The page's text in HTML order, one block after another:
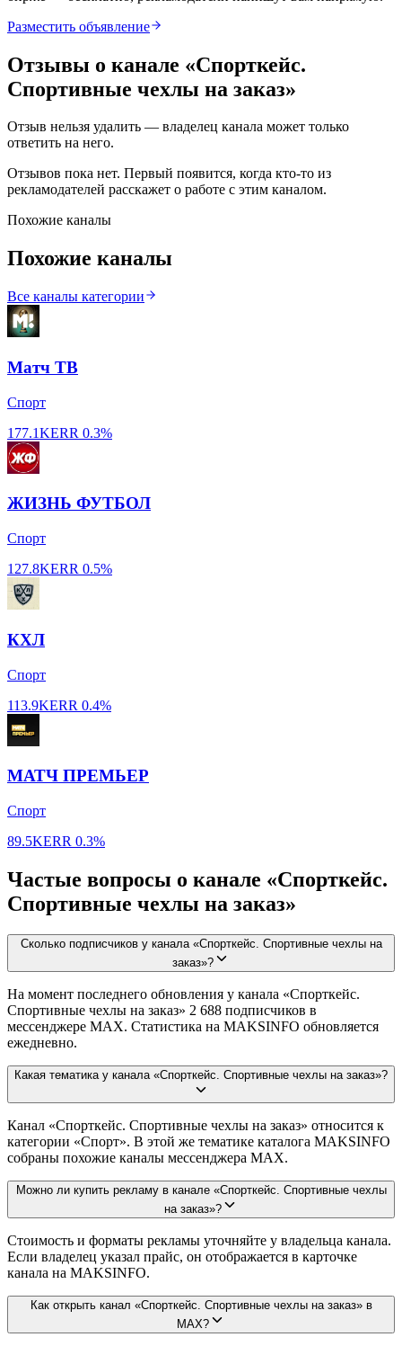
Разместить объявление
Отзывы о канале «Спорткейс.
Спортивные чехлы на заказ»
Отзыв нельзя удалить — владелец канала может только
ответить на него.
Отзывов пока нет. Первый появится, когда кто-то из
рекламодателей расскажет о работе с этим каналом.
Похожие каналы
Похожие каналы
Все каналы категории
Матч ТВ
Спорт
177.1KERR 0.3%
ЖИЗНЬ ФУТБОЛ
Спорт
127.8KERR 0.5%
КХЛ
Спорт
113.9KERR 0.4%
МАТЧ ПРЕМЬЕР
Спорт
89.5KERR 0.3%
Частые вопросы о канале «Спорткейс.
Спортивные чехлы на заказ»
Сколько подписчиков у канала «Спорткейс. Спортивные чехлы на
заказ»?
На момент последнего обновления у канала «Спорткейс.
Спортивные чехлы на заказ» 2 688 подписчиков в
мессенджере MAX. Статистика на MAKSINFO обновляется
ежедневно.
Какая тематика у канала «Спорткейс. Спортивные чехлы на заказ»?
Канал «Спорткейс. Спортивные чехлы на заказ» относится к
категории «Спорт». В этой же тематике каталога MAKSINFO
собраны похожие каналы мессенджера MAX.
Можно ли купить рекламу в канале «Спорткейс. Спортивные чехлы
на заказ»?
Стоимость и форматы рекламы уточняйте у владельца канала.
Если владелец указал прайс, он отображается в карточке
канала на MAKSINFO.
Как открыть канал «Спорткейс. Спортивные чехлы на заказ» в
MAX?